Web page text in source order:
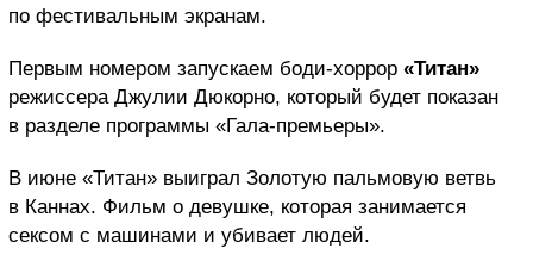
по фестивальным экранам.
Первым номером запускаем боди-хоррор «Титан»
режиссера Джулии Дюкорно, который будет показан
в разделе программы «Гала-премьеры».
В июне «Титан» выиграл Золотую пальмовую ветвь
в Каннах. Фильм о девушке, которая занимается
сексом с машинами и убивает людей.